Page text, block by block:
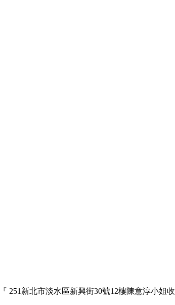
『 251新北市淡水區新興街30號12樓陳意淳小姐收